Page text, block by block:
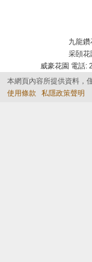
九龍
采頣
威豪花園 電話:
本網頁內容所提供資料，
使用條款
私隱政策聲明